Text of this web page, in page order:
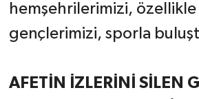
hemşehrilerimizi,
gençlerimizi, sporla
AFETİN İZLERİNİ SİLEN